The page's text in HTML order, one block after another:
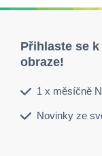
Přihlaste se
obraze!
1 x měsíčně
Novinky ze